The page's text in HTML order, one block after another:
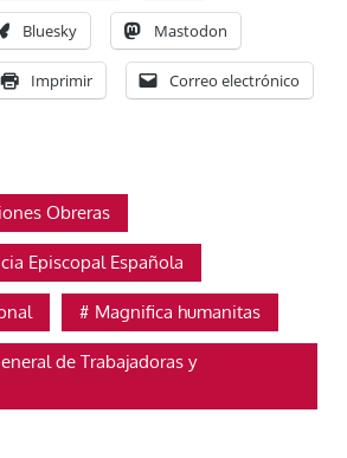
Bluesky Mastodon
Imprimir Correo electrónico
Obreras
Episcopal Española
Magnifica humanitas
de Trabajadoras y